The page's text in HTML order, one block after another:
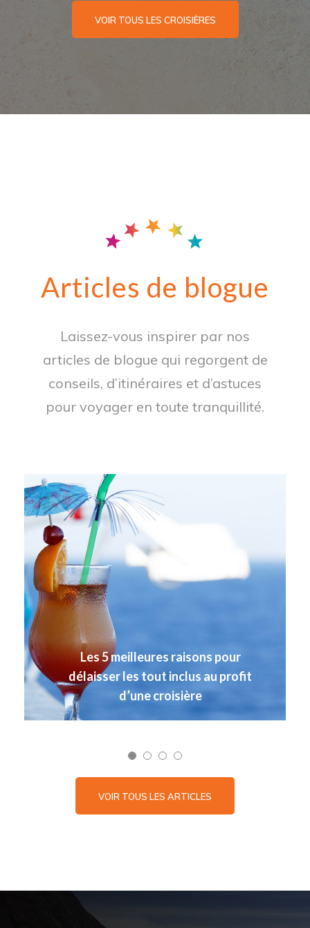
VOIR TOUS LES CROISIÈRES
Articles de blogue
Laissez-vous inspirer par nos
articles de blogue qui regorgent de
conseils, d’itinéraires et d’astuces
pour voyager en toute tranquillité.
Cinq réalités sur les croisières
VOIR TOUS LES ARTICLES